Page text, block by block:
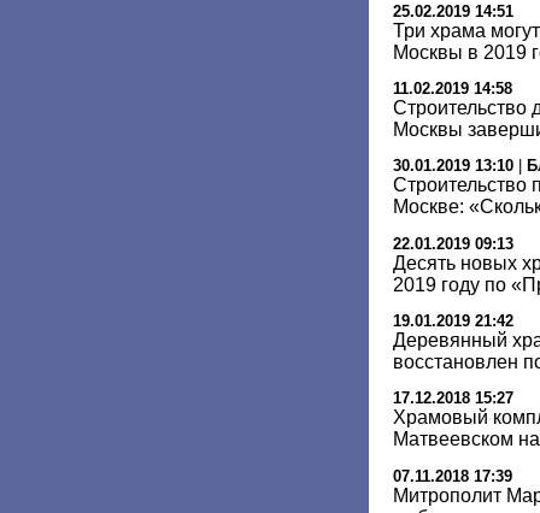
25.02.2019 14:51
Три храма
Москвы в 2019
11.02.2019 14:58
Строительство
Москвы
30.01.2019 13:10
Строительство
Москве:
22.01.2019 09:13
Десять новых
2019 году по
19.01.2019 21:42
Деревянный
восстановлен
17.12.2018 15:27
Храмовый
Матвеевском
07.11.2018 17:39
Митрополит